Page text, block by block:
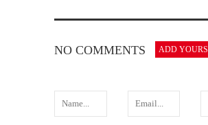
NO COMMENTS ADD YOURS